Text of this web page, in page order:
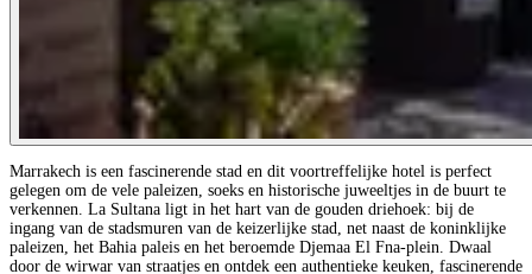
Marrakech is een fascinerende stad en dit voortreffelijke hotel is perfect
gelegen om de vele paleizen, soeks en historische juweeltjes in de buurt te
verkennen. La Sultana ligt in het hart van de gouden driehoek: bij de
ingang van de stadsmuren van de keizerlijke stad, net naast de koninklijke
paleizen, het Bahia paleis en het beroemde Djemaa El Fna-plein. Dwaal
door de wirwar van straatjes en ontdek een authentieke keuken, fascinerende